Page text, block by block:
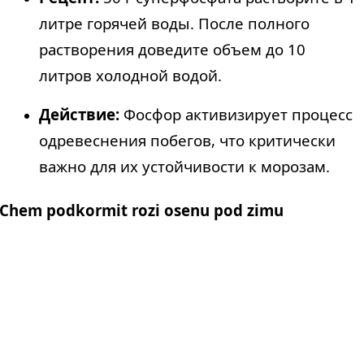
литре горячей воды. После полного
растворения доведите объем до 10
литров холодной водой.
Действие: Фосфор активизирует процесс
одревеснения побегов, что критически
важно для их устойчивости к морозам.